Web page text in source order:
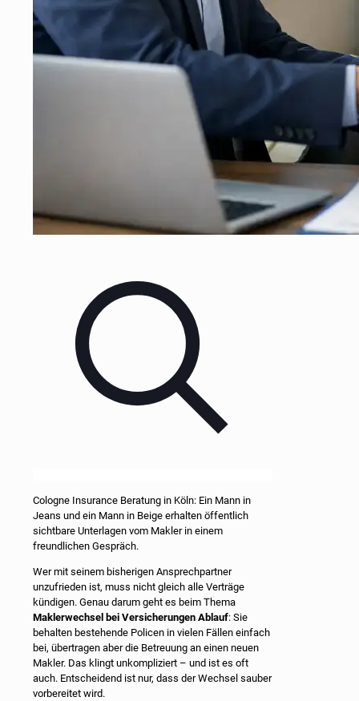
Cologne Insurance Beratung in Köln: Ein Mann in
Jeans und ein Mann in Beige erhalten öffentlich
sichtbare Unterlagen vom Makler in einem
freundlichen Gespräch.
Wer mit seinem bisherigen Ansprechpartner
unzufrieden ist, muss nicht gleich alle Verträge
kündigen. Genau darum geht es beim Thema
Maklerwechsel bei Versicherungen Ablauf: Sie
behalten bestehende Policen in vielen Fällen einfach
bei, übertragen aber die Betreuung an einen neuen
Makler. Das klingt unkompliziert – und ist es oft
auch. Entscheidend ist nur, dass der Wechsel sauber
vorbereitet wird.